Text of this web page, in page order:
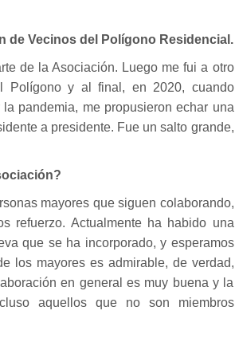
de Vecinos del Polígono Residencial.
de la Asociación. Luego me fui a otro
Polígono y al final, en 2020, cuando
pandemia, me propusieron echar una
a presidente. Fue un salto grande,
mayores que siguen colaborando,
refuerzo. Actualmente ha habido una
que se ha incorporado, y esperamos
los mayores es admirable, de verdad,
en general es muy buena y la
aquellos que no son miembros